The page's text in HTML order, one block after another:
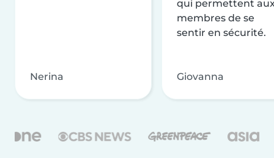
Nerina
qui permettent
membres de se
sentir en sécurité.
Giovanna